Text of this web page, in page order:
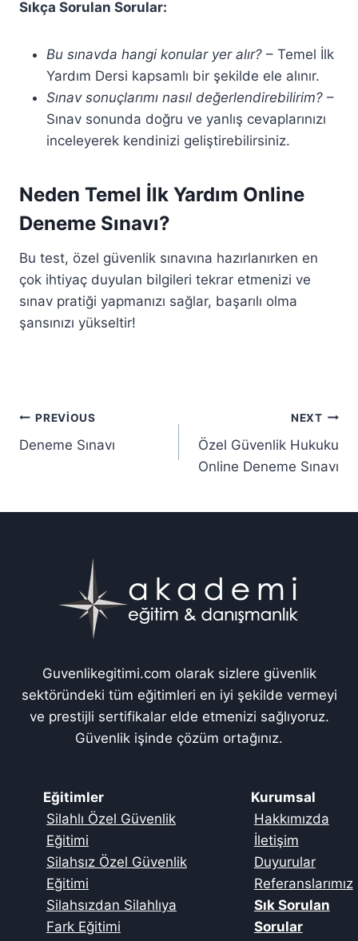
Sıkça Sorulan Sorular:
Bu sınavda hangi konular yer alır? – Temel İlk
Yardım Dersi kapsamlı bir şekilde ele alınır.
Sınav sonuçlarımı nasıl değerlendirebilirim? –
Sınav sonunda doğru ve yanlış cevaplarınızı
inceleyerek kendinizi geliştirebilirsiniz.
Neden Temel İlk Yardım Online
Deneme Sınavı?
Bu test, özel güvenlik sınavına hazırlanırken en
çok ihtiyaç duyulan bilgileri tekrar etmenizi ve
sınav pratiği yapmanızı sağlar, başarılı olma
şansınızı yükseltir!
Yazı
gezinmesi
PREVIOUS
Deneme Sınavı
NEXT
Özel Güvenlik Hukuku
Online Deneme Sınavı
Guvenlikegitimi.com olarak sizlere güvenlik
sektöründeki tüm eğitimleri en iyi şekilde vermeyi
ve prestijli sertifikalar elde etmenizi sağlıyoruz.
Güvenlik işinde çözüm ortağınız.
Eğitimler
Silahlı Özel Güvenlik
Eğitimi
Silahsız Özel Güvenlik
Eğitimi
Silahsızdan Silahlıya
Fark Eğitimi
Kurumsal
Hakkımızda
İletişim
Duyurular
Referanslarımız
Sık Sorulan
Sorular